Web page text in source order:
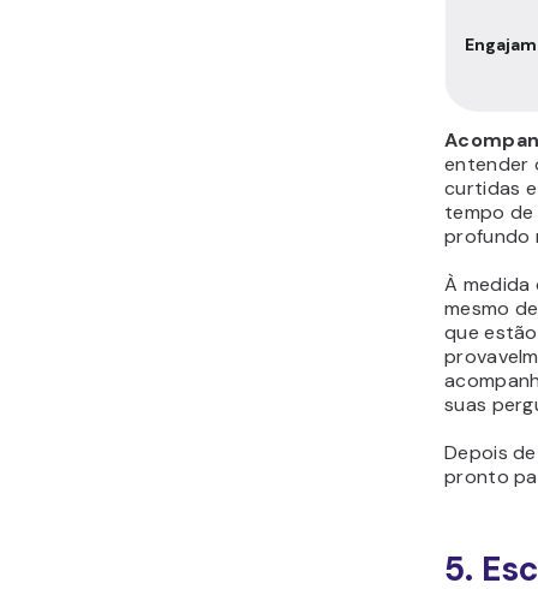
entender
curtidas
tempo de
profundo
À
mesmo
que
suas
Depois
pronto
5.